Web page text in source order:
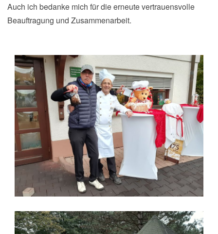
Auch ich bedanke mich für die erneute vertrauensvolle
Beauftragung und Zusammenarbeit.
Wiesloch
Dany Events & Auftraggeber Lindt Shop Heidelberg am